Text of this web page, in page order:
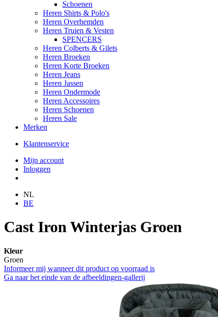
Schoenen
Heren Shirts & Polo's
Heren Overhemden
Heren Truien & Vesten
SPENCERS
Heren Colberts & Gilets
Heren Broeken
Heren Korte Broeken
Heren Jeans
Heren Jassen
Heren Ondermode
Heren Accessoires
Heren Schoenen
Heren Sale
Merken
Klantenservice
Mijn account
Inloggen
NL
BE
Cast Iron Winterjas Groen
Kleur
Groen
Informeer mij wanneer dit product op voorraad is
Ga naar het einde van de afbeeldingen-gallerij